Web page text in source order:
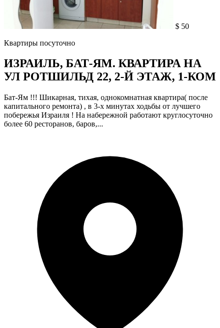
$ 50
Квартиры посуточно
ИЗРАИЛЬ, БАТ-ЯМ. КВАРТИРА НА
УЛ РОТШИЛЬД 22, 2-Й ЭТАЖ, 1-КОМ
Бат-Ям !!! Шикарная, тихая, однокомнатная квартира( после
капитального ремонта) , в 3-х минутах ходьбы от лучшего
побережья Израиля ! На набережной работают круглосуточно
более 60 ресторанов, баров,...